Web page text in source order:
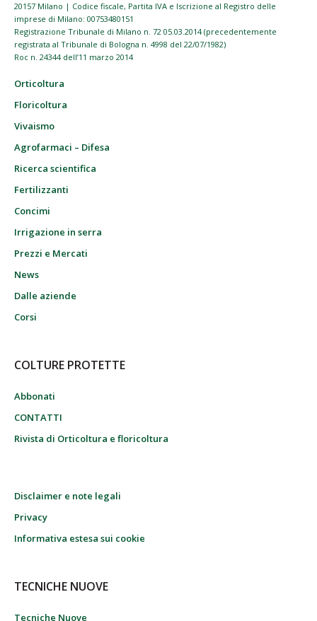
20157 Milano | Codice fiscale, Partita IVA e Iscrizione al Registro delle
imprese di Milano: 00753480151
Registrazione Tribunale di Milano n. 72 05.03.2014 (precedentemente
registrata al Tribunale di Bologna n. 4998 del 22/07/1982)
Roc n. 24344 dell’11 marzo 2014
Orticoltura
Floricoltura
Vivaismo
Agrofarmaci – Difesa
Ricerca scientifica
Fertilizzanti
Concimi
Irrigazione in serra
Prezzi e Mercati
News
Dalle aziende
Corsi
COLTURE PROTETTE
Abbonati
CONTATTI
Rivista di Orticoltura e floricoltura
Disclaimer e note legali
Privacy
Informativa estesa sui cookie
TECNICHE NUOVE
Tecniche Nuove